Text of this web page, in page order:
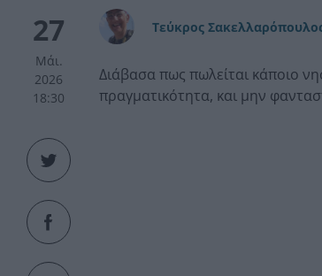
27
Μάι.
2026
18:30
Τεύκρος
Διάβασα πως πωλείται κάποιο
πραγματικότητα, και μην